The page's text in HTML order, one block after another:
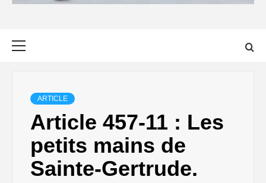
ARTICLE
Article 457-11 : Les
petits mains de
Sainte-Gertrude.